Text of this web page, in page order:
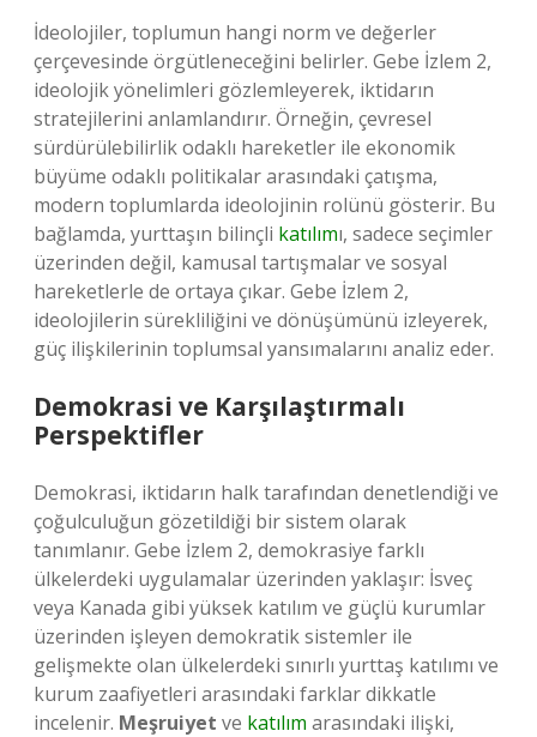
İdeolojiler, toplumun hangi norm ve değerler
çerçevesinde örgütleneceğini belirler. Gebe İzlem 2,
ideolojik yönelimleri gözlemleyerek, iktidarın
stratejilerini anlamlandırır. Örneğin, çevresel
sürdürülebilirlik odaklı hareketler ile ekonomik
büyüme odaklı politikalar arasındaki çatışma,
modern toplumlarda ideolojinin rolünü gösterir. Bu
bağlamda, yurttaşın bilinçli katılımı, sadece seçimler
üzerinden değil, kamusal tartışmalar ve sosyal
hareketlerle de ortaya çıkar. Gebe İzlem 2,
ideolojilerin sürekliliğini ve dönüşümünü izleyerek,
güç ilişkilerinin toplumsal yansımalarını analiz eder.
Demokrasi ve Karşılaştırmalı
Perspektifler
Demokrasi, iktidarın halk tarafından denetlendiği ve
çoğulculuğun gözetildiği bir sistem olarak
tanımlanır. Gebe İzlem 2, demokrasiye farklı
ülkelerdeki uygulamalar üzerinden yaklaşır: İsveç
veya Kanada gibi yüksek katılım ve güçlü kurumlar
üzerinden işleyen demokratik sistemler ile
gelişmekte olan ülkelerdeki sınırlı yurttaş katılımı ve
kurum zaafiyetleri arasındaki farklar dikkatle
incelenir. Meşruiyet ve katılım arasındaki ilişki,